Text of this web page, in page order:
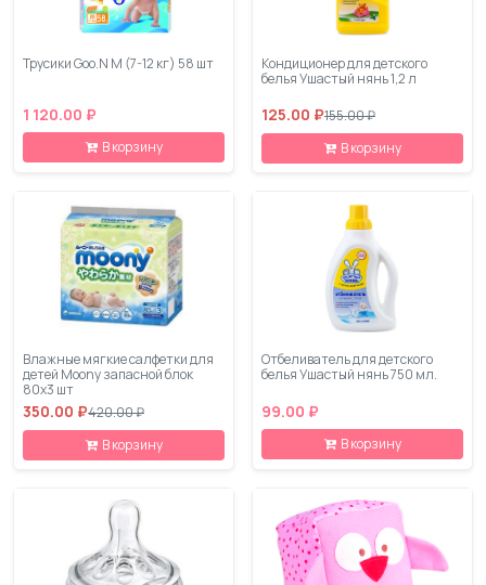
Трусики Goo.N M (7-12 кг) 58 шт
1 120.00 ₽
В корзину
Кондиционер для детского
белья Ушастый нянь 1,2 л
125.00 ₽155.00 ₽
В корзину
Влажные мягкие салфетки для
детей Moony запасной блок
80х3 шт
350.00 ₽420.00 ₽
В корзину
Отбеливатель для детского
белья Ушастый нянь 750 мл.
99.00 ₽
В корзину